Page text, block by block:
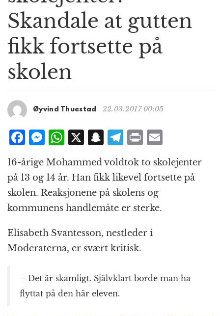
o
Skandale at gutten
fikk fortsette på
skolen
Øyvind Thuestad 22.03.2017 00:05
F
a
c
e
b
o
o
k
M
ss
e
n
g
e
r
W
at
s
A
p
p
X S
a
p
c
h
at
T
el
e
g
r
a
m
P
n
t
m
ai
l
16-årige Mohammed voldtok to skolejenter
på 13 og 14 år. Han fikk likevel fortsette på
skolen. Reaksjonene på skolens og
kommunens handlemåte er sterke.
Elisabeth Svantesson, nestleder i
Moderaterna, er svært kritisk.
– Det är skamligt. Självklart borde man ha
flyttat på den här eleven.